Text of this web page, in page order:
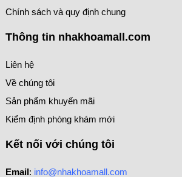
Chính sách và quy định chung
Thông tin nhakhoamall.com
Liên hệ
Về chúng tôi
Sản phẩm khuyến mãi
Kiểm định phòng khám mới
Kết nối với chúng tôi
Email: info@nhakhoamall.com